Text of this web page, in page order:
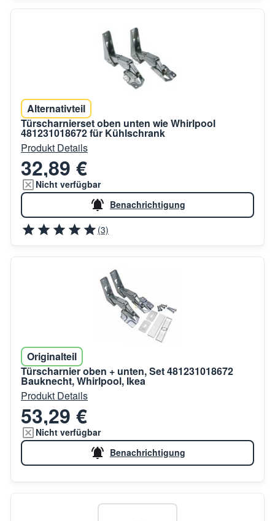
Alternativteil
Türscharnierset oben unten wie Whirlpool
481231018672 für Kühlschrank
Produkt Details
32,89 €
Nicht verfügbar
Benachrichtigung
(3)
Originalteil
Türscharnier oben + unten, Set 481231018672
Bauknecht, Whirlpool, Ikea
Produkt Details
53,29 €
Nicht verfügbar
Benachrichtigung